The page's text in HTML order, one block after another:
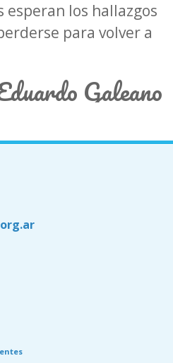
esperan los hallazgos
para volver a
Galeano